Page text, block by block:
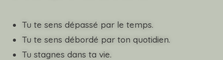
Tu te sens dépassé par le temps.
Tu te sens débordé par ton quotidien.
Tu stagnes dans ta vie.